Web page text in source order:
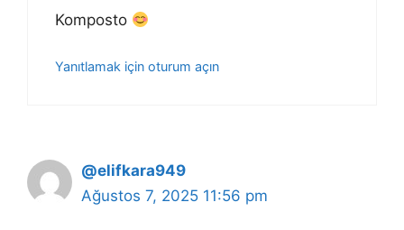
Komposto
Yanıtlamak için oturum açın
@elifkara949
Ağustos 7, 2025 11:56 pm